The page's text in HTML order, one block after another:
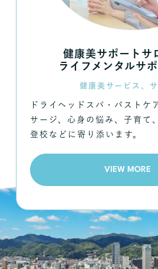
健康美サポートサ
ライフメンタルサ
健康美サービス、サ
ドライヘッドスパ・バストケ
サージ、心身の悩み、子育て
登校などに寄り添います。
VIEW MORE